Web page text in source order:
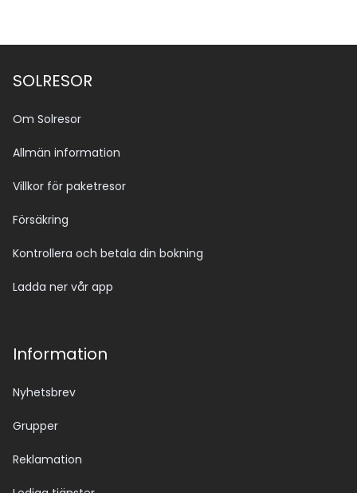
SOLRESOR
Om Solresor
Allmän information
Villkor för paketresor
Försäkring
Kontrollera och betala din bokning
Ladda ner vår app
Information
Nyhetsbrev
Grupper
Reklamation